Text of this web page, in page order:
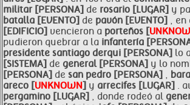
militar [PERSONA] de rosario [LUGAR] y
batalla [EVENTO] de pavón [EVENTO] , en
[EDIFICIO] vencieron a porteños [
pudieron quebrar a la infantería
presidente santiago derqui [PERSONA] lo
[SISTEMA] de general [PERSONA] y lo
[PERSONA] de san pedro [PERSONA] ,
areco [UNKNOWN] y arrecifes [LUGAR] .
pergamino [LUGAR] , donde rodeó al